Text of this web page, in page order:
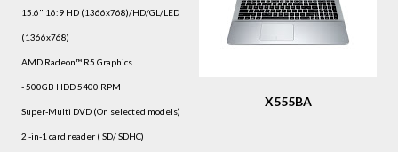
X555BA
15.6" 16:9 HD (1366x768)/HD/GL/LED
(1366x768)
AMD Radeon™ R5 Graphics
- 500GB HDD 5400 RPM
Super-Multi DVD (On selected models)
2 -in-1 card reader ( SD/ SDHC)